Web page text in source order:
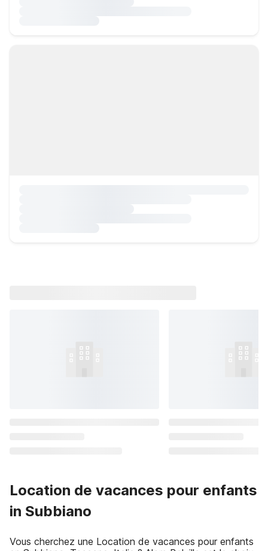
Location de vacances pour enfants
in Subbiano
Vous cherchez une Location de vacances pour enfants